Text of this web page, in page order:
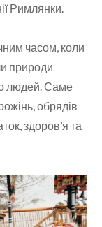
Римлянки.
часом, коли
природи
людей. Саме
обрядів
здоров’я та